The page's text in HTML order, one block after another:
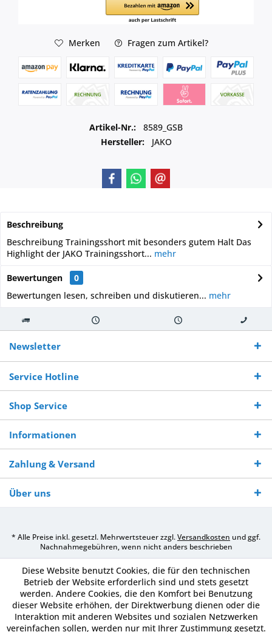
Merken Fragen zum Artikel?
Artikel-Nr.:
8589_GSB
Hersteller:
JAKO
Beschreibung
Beschreibung Trainingsshort mit besonders gutem Halt Das
Highlight der JAKO Trainingsshort... mehr
Bewertungen
0
Bewertungen lesen, schreiben und diskutieren... mehr
Kostenloser
Versand ab €
250,-
Versand innerhalb von Versand von So erreichen
Sie uns 0160
970 511 90
Newsletter
Service Hotline
Shop Service
Informationen
Zahlung & Versand
Über uns
* Alle Preise inkl. gesetzl. Mehrwertsteuer zzgl.Versandkosten und ggf.
Nachnahmegebühren, wenn nicht anders beschrieben
Diese Website benutzt Cookies, die für den technischen
Betrieb der Website erforderlich sind und stets gesetzt
werden. Andere Cookies, die den Komfort bei Benutzung
dieser Website erhöhen, der Direktwerbung dienen oder die
Interaktion mit anderen Websites und sozialen Netzwerken
vereinfachen sollen, werden nur mit Ihrer Zustimmung gesetzt.